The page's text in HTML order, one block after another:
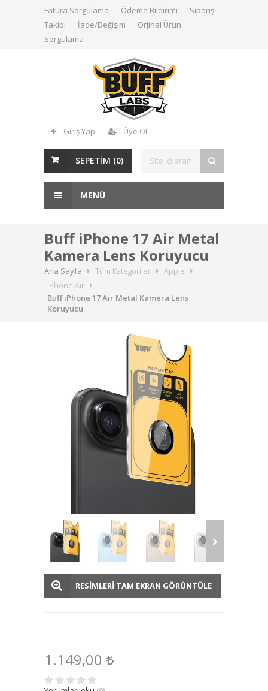
Fatura Sorgulama Ödeme Bildirimi
Sipariş
Takibi
İade/Değişim
Orjinal Ürün
Sorgulama
Giriş Yap Üye OL
SEPETİM (0)
MENÜ
Buff iPhone 17 Air Metal
Kamera Lens Koruyucu
Ana Sayfa Tüm Kategoriler
Apple
iPhone Air
Buff iPhone 17 Air Metal Kamera Lens
Koruyucu
RESİMLERİ TAM EKRAN GÖRÜNTÜLE
1.149,00